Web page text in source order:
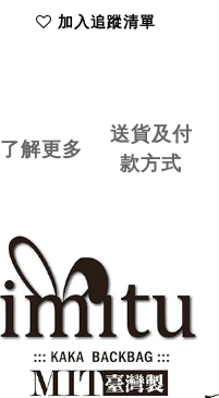
加入追蹤清單
了解更多
送貨及付
款方式